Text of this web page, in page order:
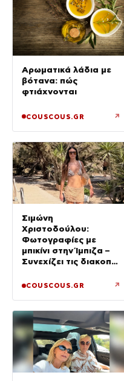
Αρωματικά λάδια με
βότανα: πώς
φτιάχνονται
COUSCOUS.GR ↗
Σιμώνη
Χριστοδούλου:
Φωτογραφίες με
μπικίνι στην Ίμπιζα –
Συνεχίζει τις διακοπές
της, Αντρέα Γεωργίου
COUSCOUS.GR ↗